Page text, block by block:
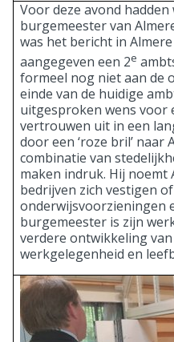
Voor deze avond
burgemeester van
was het bericht in
aangegeven een 2e
formeel nog niet aan de
einde van de huidige
uitgesproken wens voor
vertrouwen uit in een
door een ‘roze bril’
combinatie van
maken indruk. Hij noemt
bedrijven zich vestigen
onderwijsvoorzieningen
burgemeester is zijn
verdere ontwikkeling
werkgelegenheid en